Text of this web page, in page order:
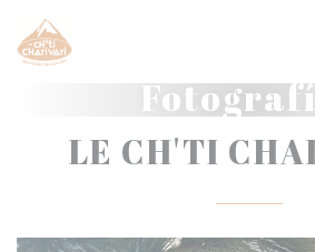
Personalización de sus opciones de
LE CH'TI